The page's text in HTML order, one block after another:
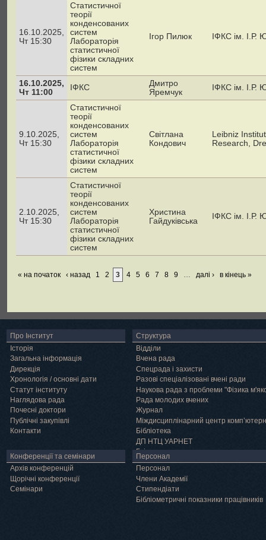
16.10.2025,
Чт 15:30
Статистичної
теорії
конденсованих
систем
Лабораторія
статистичної
фізики складних
систем
Ігор Пилюк ІФКС ім. І.Р.
16.10.2025,
Чт 11:00
ІФКС
Дмитро
Яремчук
ІФКС ім. І.Р.
9.10.2025,
Чт 15:30
Статистичної
теорії
конденсованих
систем
Лабораторія
статистичної
фізики складних
систем
Світлана
Кондович
Leibniz
Research,
2.10.2025,
Чт 15:30
Статистичної
теорії
конденсованих
систем
Лабораторія
статистичної
фізики складних
систем
Христина
Гайдуківська
ІФКС ім. І.Р.
« на початок ‹ назад 1 2 3 4 5 6 7 8 9 … далі › в кінець »
Про Інститут
Історія
Загальна інформація
Дирекція
Хронологія / основні дати
Статут інституту
Наглядова рада
Почесні доктори
Публічні закупівлі
Контакти
Структура
Відділи
Вчена рада
Спецрада і захисти
Разові спеціалізовані вчені ради
Наукова рада з проблеми "Фізика
Рада молодих вчених
Журнал
Міждисциплінарний центр
Бібліотека
ДП НТЦ УАРНЕТ
Грід
Конференції та семінари
Архів конференцій
Щорічні конференції
Семінари
Персонал
Персонал
Члени Академії
Cтипендіати
Бібліометричні показники працівників